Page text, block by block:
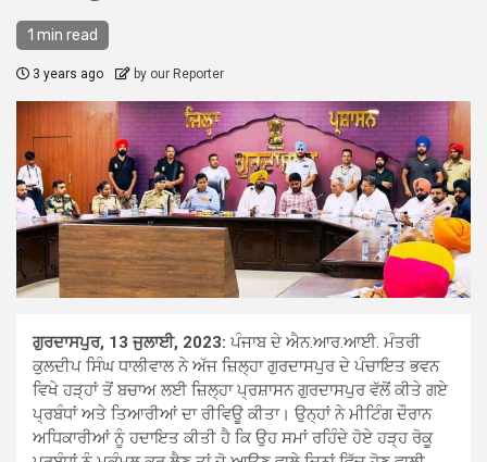
1 min read
3 years ago by our Reporter
ਗੁਰਦਾਸਪੁਰ, 13 ਜੁਲਾਈ, 2023: ਪੰਜਾਬ ਦੇ ਐਨ.ਆਰ.ਆਈ. ਮੰਤਰੀ
ਕੁਲਦੀਪ ਸਿੰਘ ਧਾਲੀਵਾਲ ਨੇ ਅੱਜ ਜ਼ਿਲ੍ਹਾ ਗੁਰਦਾਸਪੁਰ ਦੇ ਪੰਚਾਇਤ ਭਵਨ
ਵਿਖੇ ਹੜ੍ਹਾਂ ਤੋਂ ਬਚਾਅ ਲਈ ਜ਼ਿਲ੍ਹਾ ਪ੍ਰਸ਼ਾਸਨ ਗੁਰਦਾਸਪੁਰ ਵੱਲੋਂ ਕੀਤੇ ਗਏ
ਪ੍ਰਬੰਧਾਂ ਅਤੇ ਤਿਆਰੀਆਂ ਦਾ ਰੀਵਿਊ ਕੀਤਾ। ਉਨ੍ਹਾਂ ਨੇ ਮੀਟਿੰਗ ਦੌਰਾਨ
ਅਧਿਕਾਰੀਆਂ ਨੂੰ ਹਦਾਇਤ ਕੀਤੀ ਹੈ ਕਿ ਉਹ ਸਮਾਂ ਰਹਿੰਦੇ ਹੋਏ ਹੜ੍ਹ ਰੋਕੂ